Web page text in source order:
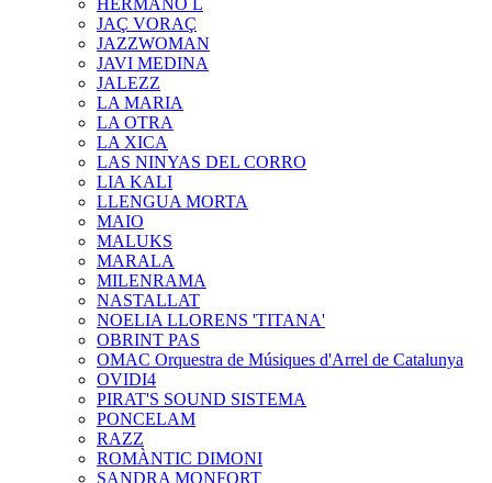
HERMANO L
JAÇ VORAÇ
JAZZWOMAN
JAVI MEDINA
JALEZZ
LA MARIA
LA OTRA
LA XICA
LAS NINYAS DEL CORRO
LIA KALI
LLENGUA MORTA
MAIO
MALUKS
MARALA
MILENRAMA
NASTALLAT
NOELIA LLORENS 'TITANA'
OBRINT PAS
OMAC Orquestra de Músiques d'Arrel de Catalunya
OVIDI4
PIRAT'S SOUND SISTEMA
PONCELAM
RAZZ
ROMÀNTIC DIMONI
SANDRA MONFORT